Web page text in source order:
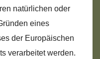
natürlichen oder
eines
der Europäischen
verarbeitet werden.